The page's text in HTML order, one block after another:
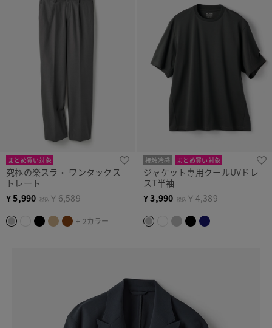
まとめ買い対象
究極の楽スラ・ ワンタックス
トレート
¥5,990 税込 ￥6,589
+ 2カラー
接触冷感 まとめ買い対象
ジャケット専用クールUVドレ
スT半袖
¥3,990 税込 ￥4,389